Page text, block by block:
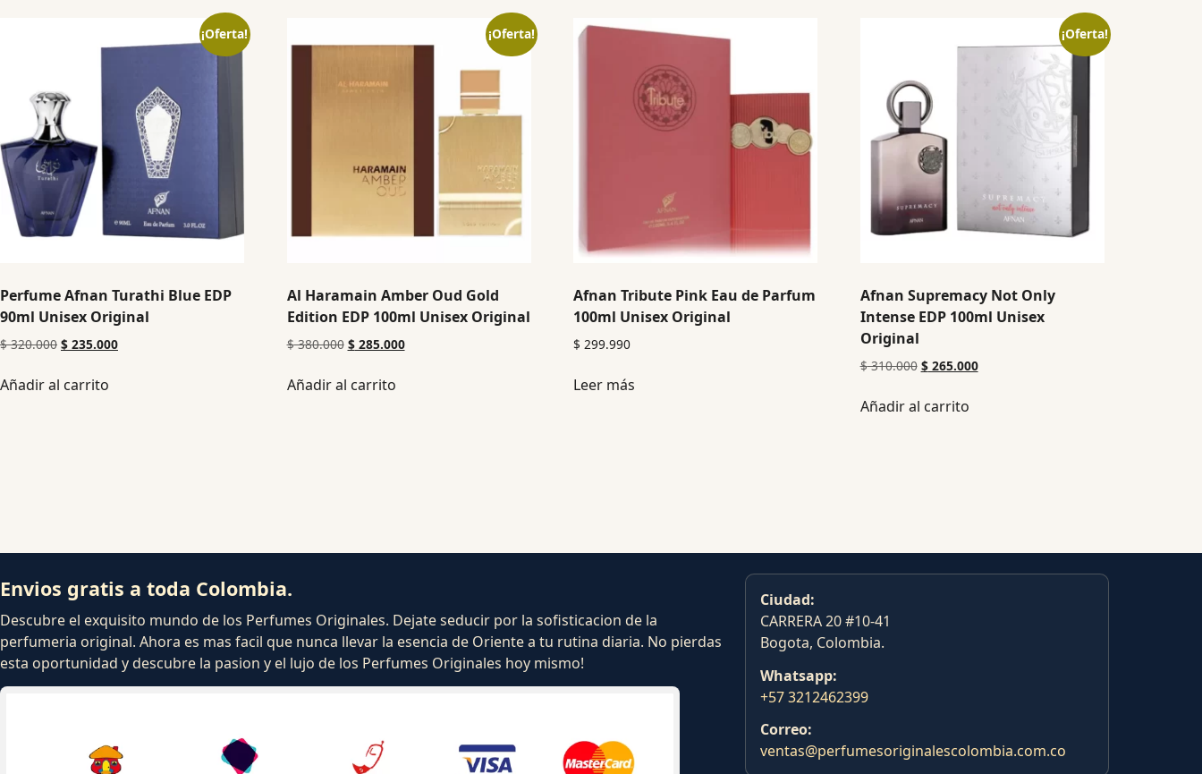
¡Oferta!
Perfume Afnan Turathi Blue EDP
90ml Unisex Original
$320.000 $ 235.000
Añadir al carrito
¡Oferta!
Al Haramain Amber Oud Gold
Edition EDP 100ml Unisex Original
$380.000 $285.000
Añadir al carrito
Afnan Tribute Pink Eau de Parfum
100ml Unisex Original
$ 299.990
Leer más
¡Oferta!
Afnan Supremacy Not Only
Intense EDP 100ml Unisex
Original
$310.000 $265.000
Añadir al carrito
Envios gratis a toda Colombia.
Descubre el exquisito mundo de los Perfumes Originales. Dejate seducir por la sofisticacion de la
perfumeria original. Ahora es mas facil que nunca llevar la esencia de Oriente a tu rutina diaria. No pierdas
esta oportunidad y descubre la pasion y el lujo de los Perfumes Originales hoy mismo!
Ciudad:
CARRERA 20 #10-41
Bogota, Colombia.
Whatsapp:
+57 3212462399
Correo:
ventas@perfumesoriginalescolombia.com.co